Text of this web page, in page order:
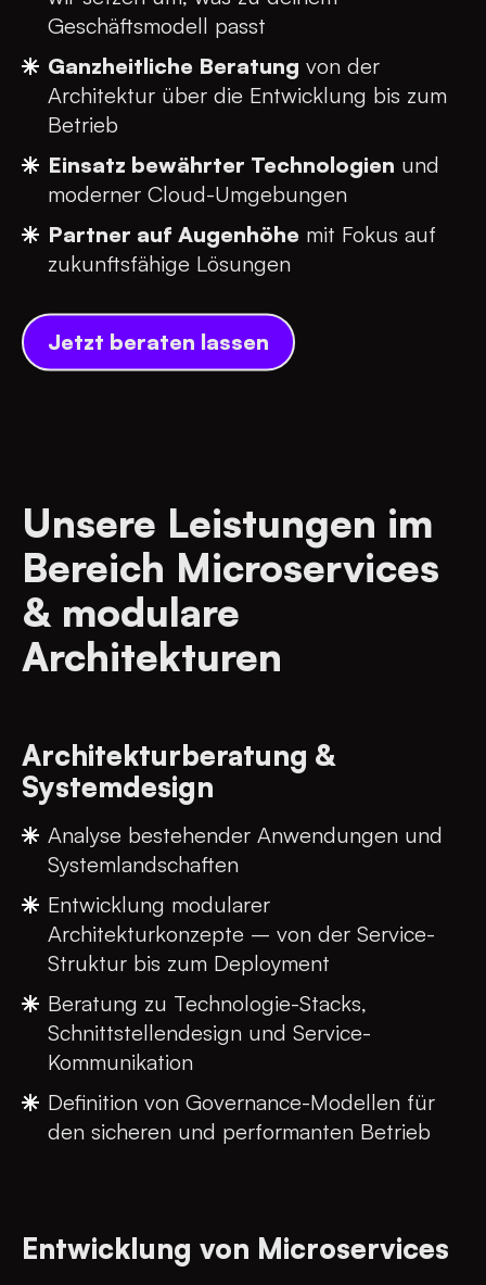
Geschäftsmodell passt
Ganzheitliche Beratung von der
Architektur über die Entwicklung bis zum
Betrieb
Einsatz bewährter Technologien und
moderner Cloud-Umgebungen
Partner auf Augenhöhe mit Fokus auf
zukunftsfähige Lösungen
Jetzt beraten lassen
Unsere Leistungen im
Bereich Microservices
& modulare
Architekturen
Architekturberatung &
Systemdesign
Analyse bestehender Anwendungen und
Systemlandschaften
Entwicklung modularer
Architekturkonzepte – von der Service-
Struktur bis zum Deployment
Beratung zu Technologie-Stacks,
Schnittstellendesign und Service-
Kommunikation
Definition von Governance-Modellen für
den sicheren und performanten Betrieb
Entwicklung von Microservices